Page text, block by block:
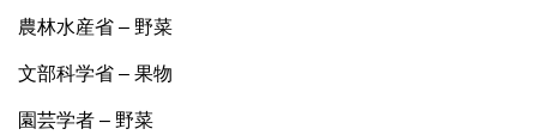
農林水産省 – 野菜
文部科学省 – 果物
園芸学者 – 野菜